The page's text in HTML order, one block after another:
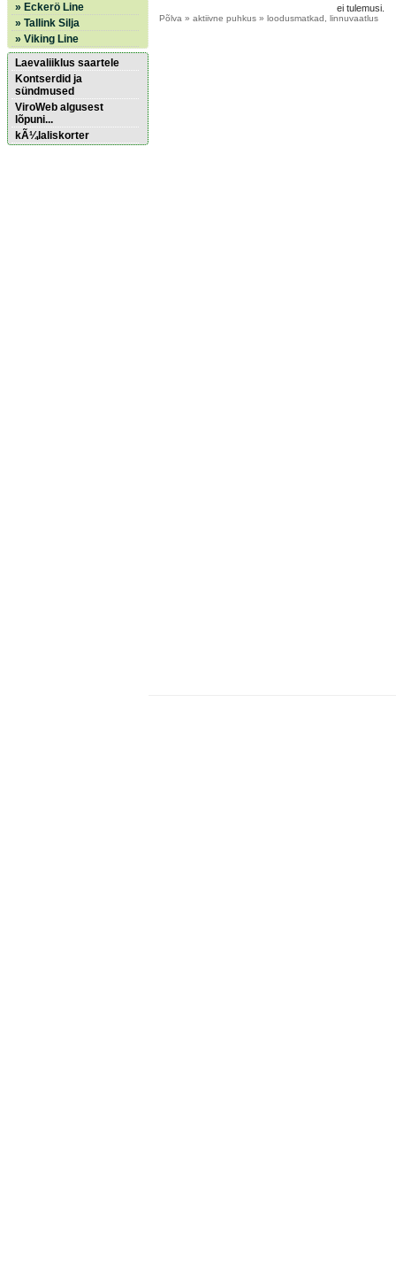
» Eckerö Line
» Tallink Silja
» Viking Line
Laevaliiklus saartele
Kontserdid ja
sündmused
ViroWeb algusest
lõpuni...
kÃ¼laliskorter
ei tulemusi.
Põlva » aktiivne puhkus » loodusmatkad, linnuvaatlus